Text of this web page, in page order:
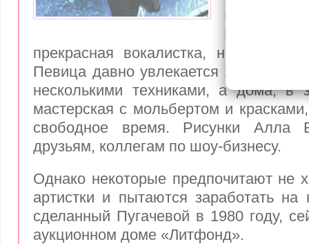
прекрасная вокалистка, но и
Певица давно увлекается
несколькими техниками, а дома, в
мастерская с мольбертом и
свободное время. Рисунки Алла
друзьям, коллегам по шоу-бизнесу.
Однако некоторые предпочитают не
артистки и пытаются заработать на
сделанный Пугачевой в 1980 году,
аукционном доме «Литфонд».